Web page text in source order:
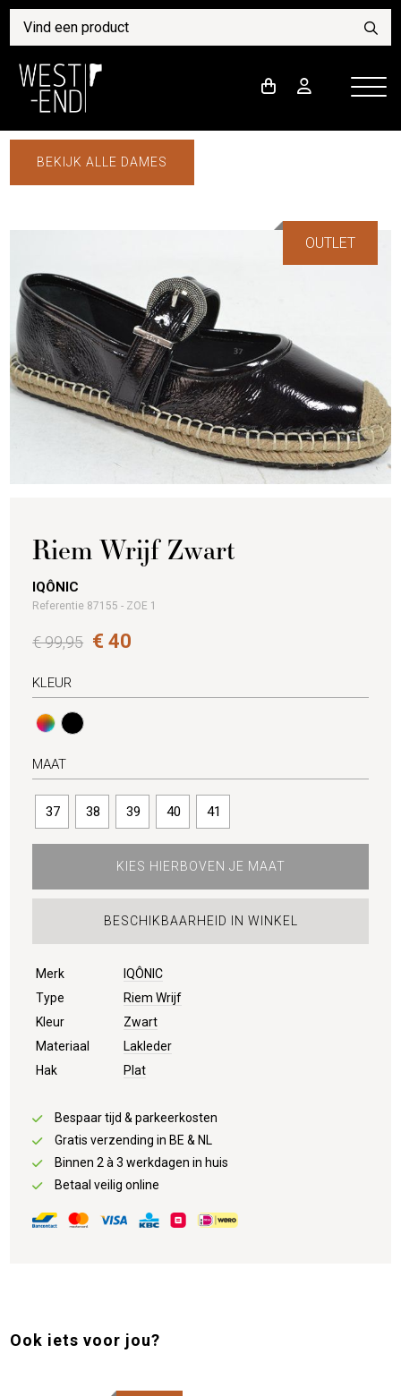
BEKIJK ALLE DAMES
OUTLET
Riem Wrijf Zwart
IQÔNIC
Referentie 87155 - ZOE 1
€ 99,95 € 40
KLEUR
MAAT
37 38 39 40 41
KIES HIERBOVEN JE MAAT
BESCHIKBAARHEID IN WINKEL
Merk
IQÔNIC
Type
Riem Wrijf
Kleur
Zwart
Materiaal
Lakleder
Hak
Plat
Bespaar tijd & parkeerkosten
Gratis verzending in BE & NL
Binnen 2 à 3 werkdagen in huis
Betaal veilig online
Ook iets voor jou?